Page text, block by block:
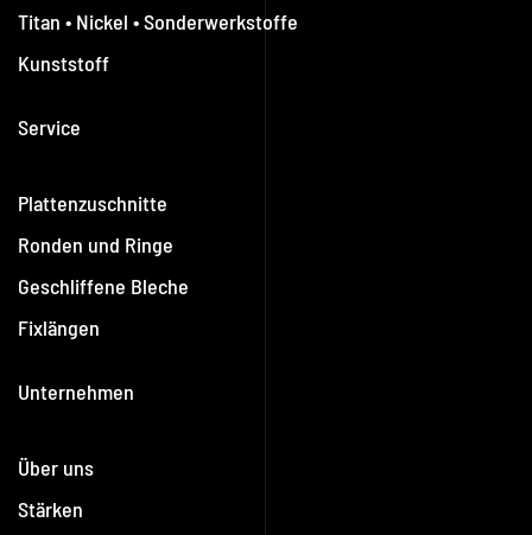
Titan • Nickel • Sonderwerkstoffe
Kunststoff
Service
Plattenzuschnitte
Ronden und Ringe
Geschliffene Bleche
Fixlängen
Unternehmen
Über uns
Stärken